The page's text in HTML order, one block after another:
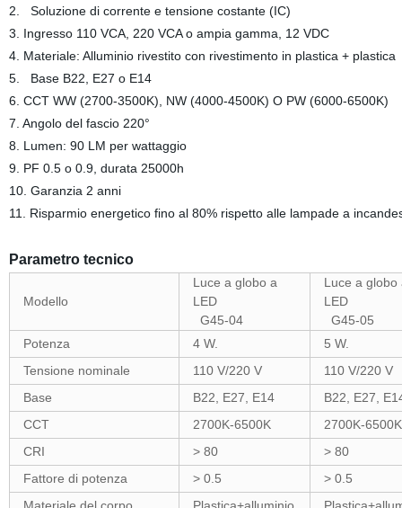
2. Soluzione di corrente e tensione costante (IC)
3. Ingresso 110 VCA, 220 VCA o ampia gamma, 12 VDC
4. Materiale: Alluminio rivestito con rivestimento in plastica + plastica
5. Base B22, E27 o E14
6. CCT WW (2700-3500K), NW (4000-4500K) O PW (6000-6500K)
7. Angolo del fascio 220°
8. Lumen: 90 LM per wattaggio
9. PF 0.5 o 0.9, durata 25000h
10. Garanzia 2 anni
11. Risparmio energetico fino al 80% rispetto alle lampade a
Parametro tecnico
Modello
Luce a globo a
LED
G45-04
Luce a globo
LED
G45-05
Potenza
4 W.
5 W.
Tensione nominale
110 V/220 V
110 V/220 V
Base
B22, E27, E14
B22, E27,
CCT
2700K-6500K
2700K-6500K
CRI
> 80
> 80
Fattore di potenza
> 0.5
> 0.5